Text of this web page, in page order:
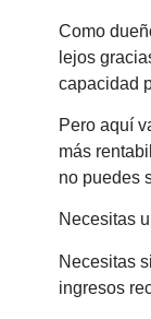
Como
lejos
capacidad
Pero aquí
más
no puedes
Necesitas
Necesitas
ingresos